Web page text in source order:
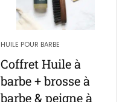
HUILE POUR BARBE
Coffret Huile à
barbe + brosse à
barbe & peigne à